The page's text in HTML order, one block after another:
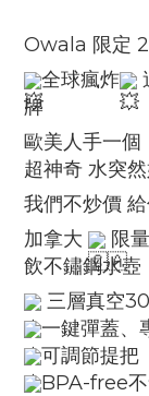
Owala 限定
全球瘋炸
牌
歐美人手一個
超神奇 水突
我們不炒價
加拿大
限
飲不鏽鋼水壺
三層真空
一鍵彈蓋、
可調節提把
BPA-free